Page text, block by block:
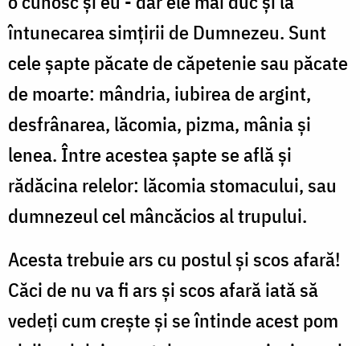
întunecarea simţirii de Dumnezeu. Sunt
cele şapte păcate de căpetenie sau păcate
de moarte: mândria, iubirea de argint,
desfrânarea, lăcomia, pizma, mânia şi
lenea. Între acestea şapte se află şi
rădăcina relelor: lăcomia stomacului, sau
dumnezeul cel mâncăcios al trupului.
Acesta trebuie ars cu postul şi scos afară!
Căci de nu va fi ars şi scos afară iată să
vedeţi cum creşte şi se întinde acest pom